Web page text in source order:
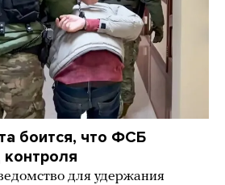
боится, что ФСБ
для удержания